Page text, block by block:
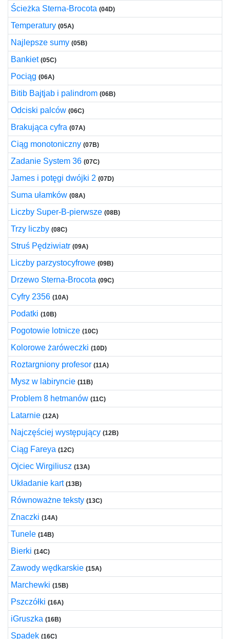
Ścieżka Sterna-Brocota (04D)
Temperatury (05A)
Najlepsze sumy (05B)
Bankiet (05C)
Pociąg (06A)
Bitib Bajtjab i palindrom (06B)
Odciski palców (06C)
Brakująca cyfra (07A)
Ciąg monotoniczny (07B)
Zadanie System 36 (07C)
James i potęgi dwójki 2 (07D)
Suma ułamków (08A)
Liczby Super-B-pierwsze (08B)
Trzy liczby (08C)
Struś Pędziwiatr (09A)
Liczby parzystocyfrowe (09B)
Drzewo Sterna-Brocota (09C)
Cyfry 2356 (10A)
Podatki (10B)
Pogotowie lotnicze (10C)
Kolorowe żaróweczki (10D)
Roztargniony profesor (11A)
Mysz w labiryncie (11B)
Problem 8 hetmanów (11C)
Latarnie (12A)
Najczęściej występujący (12B)
Ciąg Fareya (12C)
Ojciec Wirgiliusz (13A)
Układanie kart (13B)
Równoważne teksty (13C)
Znaczki (14A)
Tunele (14B)
Bierki (14C)
Zawody wędkarskie (15A)
Marchewki (15B)
Pszczółki (16A)
iGruszka (16B)
Spadek (16C)